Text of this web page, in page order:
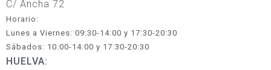
C/ Ancha 72
Horario:
Lunes a Viernes: 09:30-14:00 y 17:30-20:30
Sábados: 10:00-14:00 y 17:30-20:30
HUELVA: